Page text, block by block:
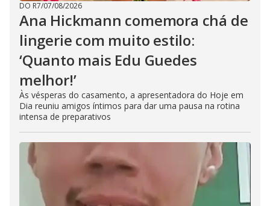
DO R7/07/08/2026
Ana Hickmann comemora chá de
lingerie com muito estilo:
‘Quanto mais Edu Guedes
melhor!’
Às vésperas do casamento, a apresentadora do Hoje em
Dia reuniu amigos íntimos para dar uma pausa na rotina
intensa de preparativos